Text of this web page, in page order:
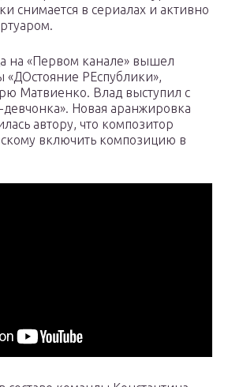
снимается в сериалах и активно
на «Первом канале» вышел
РЕспублики»,
Матвиенко. Влад выступил с
Новая аранжировка
автору, что композитор
включить композицию в